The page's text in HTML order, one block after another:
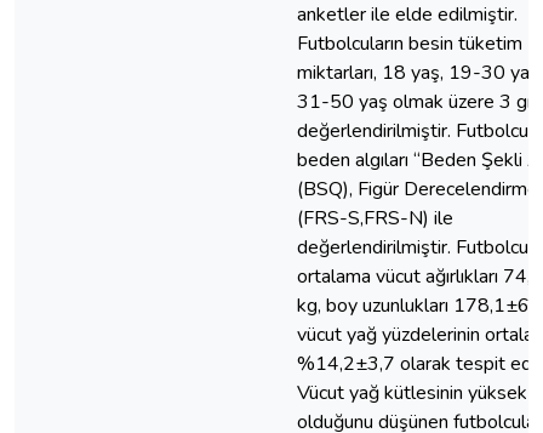
anketler ile elde edilmiştir.
Futbolcuların besin tüketim
miktarları, 18 yaş, 19-30
31-50 yaş olmak üzere 3
değerlendirilmiştir.
beden algıları “Beden Şekli
(BSQ), Figür
(FRS-S,FRS-N) ile
değerlendirilmiştir.
ortalama vücut ağırlıkları
kg, boy uzunlukları
vücut yağ yüzdelerinin
%14,2±3,7 olarak tespit
Vücut yağ kütlesinin yüksek
olduğunu düşünen